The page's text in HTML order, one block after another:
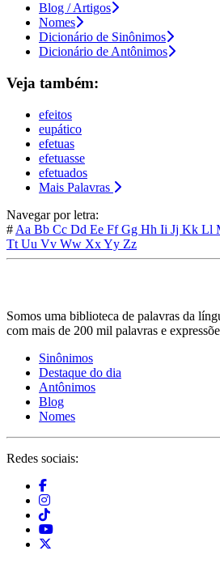
Blog / Artigos
Nomes
Dicionário de Sinônimos
Dicionário de Antônimos
Veja também:
efeitos
eupático
efetuas
efetuasse
efetuados
Mais Palavras
Navegar por letra:
# Aa Bb Cc Dd Ee FfGg Hh Ii Jj Kk Ll
Tt Uu Vv Ww XxYy Zz
Somos uma biblioteca de palavras da
com mais de 200 mil palavras e
Sinônimos
Destaque do dia
Antônimos
Blog
Nomes
Redes sociais: